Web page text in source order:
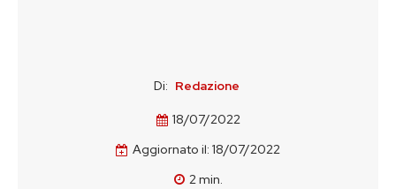
Di: Redazione
18/07/2022
Aggiornato il: 18/07/2022
2min.